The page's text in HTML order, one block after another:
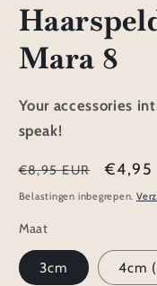
openen
in
Mara 8
Your accessories
speak!
Normale
prijs
€8,95 EUR €4,95
Belastingen inbegrepen.
Maat
3cm 4cm